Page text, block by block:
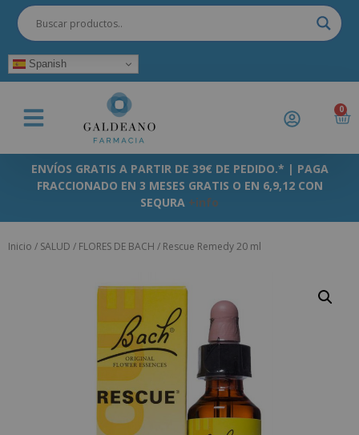
Spanish
0
ENVÍOS GRATIS A PARTIR DE 39€ DE PEDIDO.* | PAGA
FRACCIONADO EN 3 MESES GRATIS O EN 6,9,12 CON
SEQURA +info
Inicio / SALUD / FLORES DE BACH / Rescue Remedy 20 ml